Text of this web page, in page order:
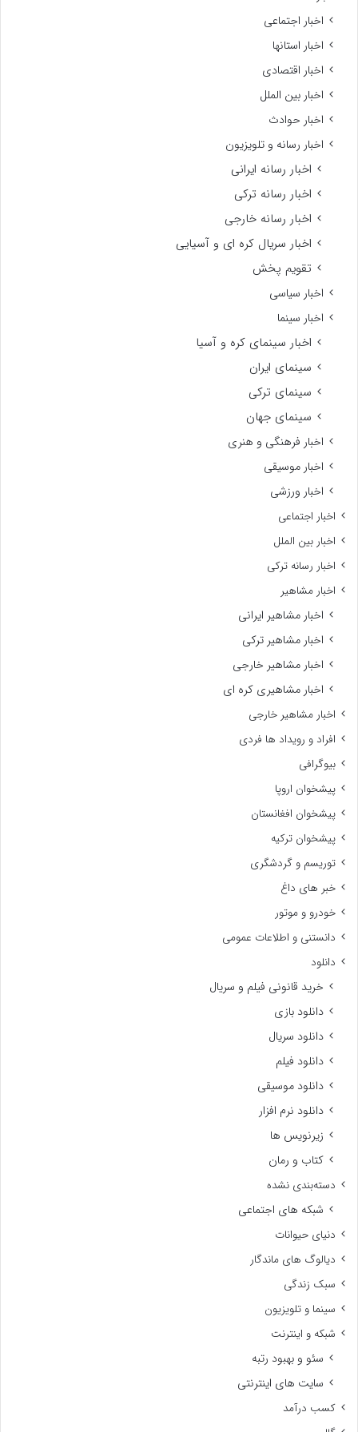
اخبار اجتماعی
اخبار استانها
اخبار اقتصادی
اخبار بین الملل
اخبار حوادث
اخبار رسانه و تلویزیون
اخبار رسانه ایرانی
اخبار رسانه ترکی
اخبار رسانه خارجی
اخبار سریال کره ای و آسیایی
تقویم پخش
اخبار سیاسی
اخبار سینما
اخبار سینمای کره و آسیا
سینمای ایران
سینمای ترکی
سینمای جهان
اخبار فرهنگی و هنری
اخبار موسیقی
اخبار ورزشی
اخبار اجتماعی
اخبار بین الملل
اخبار رسانه ترکی
اخبار مشاهیر
اخبار مشاهیر ایرانی
اخبار مشاهیر ترکی
اخبار مشاهیر خارجی
اخبار مشاهیری کره ای
اخبار مشاهیر خارجی
افراد و رویداد ها فردی
بیوگرافی
پیشخوان اروپا
پیشخوان افغانستان
پیشخوان ترکیه
توریسم و گردشگری
خبر های داغ
خودرو و موتور
دانستنی و اطلاعات عمومی
دانلود
خرید قانونی فیلم و سریال
دانلود بازی
دانلود سریال
دانلود فیلم
دانلود موسیقی
دانلود نرم افزار
زیرنویس ها
کتاب و رمان
دسته‌بندی نشده
شبکه های اجتماعی
دنیای حیوانات
دیالوگ های ماندگار
سبک زندگی
سینما و تلویزیون
شبکه و اینترنت
سئو و بهبود رتبه
سایت های اینترنتی
کسب درآمد